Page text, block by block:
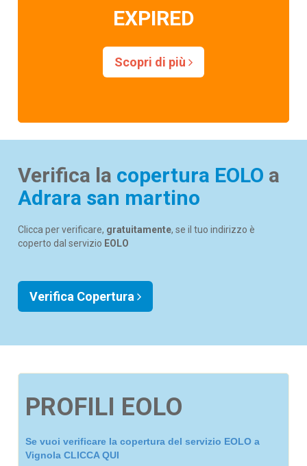
EXPIRED
Scopri di più
Verifica la copertura EOLO a
Adrara san martino
Clicca per verificare, gratuitamente, se il tuo indirizzo è
coperto dal servizio EOLO
Verifica Copertura
PROFILI EOLO
Se vuoi verificare la copertura del servizio EOLO a
Vignola CLICCA QUI